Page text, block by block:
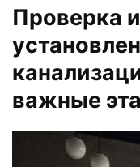
Проверка
важные